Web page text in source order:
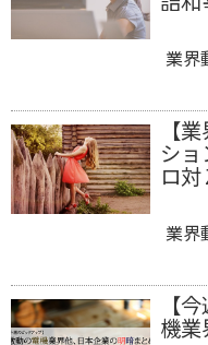
業界
【
シ
ロ
業界
【
機